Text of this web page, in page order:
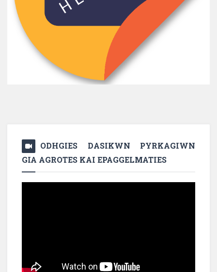
ODHGIES DASIKWN PYRKAGIWN
GIA AGROTES KAI EPAGGELMATIES